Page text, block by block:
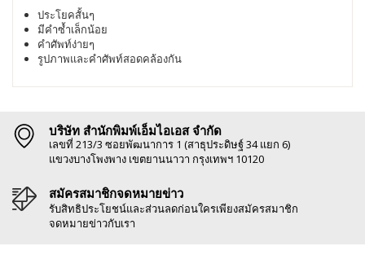
ประโยคสั้นๆ
มีคำซ้ำเล็กน้อย
คำศัพท์ง่ายๆ
รูปภาพและคำศัพท์สอดคล้องกัน
บริษัท สำนักพิมพ์เอ็มไอเอส จำกัด
เลขที่ 213/3 ซอยพัฒนาการ 1 (สาธุประดิษฐ์ 34 แยก 6)
แขวงบางโพงพาง เขตยานนาวา กรุงเทพฯ 10120
สมัครสมาชิกจดหมายข่าว
รับสิทธิประโยชน์และส่วนลดก่อนใครเพียงสมัครสมาชิก
จดหมายข่าวกับเรา